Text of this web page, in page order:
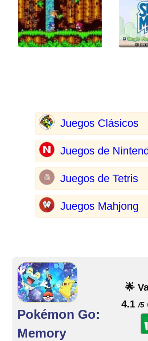
Juegos Clásicos
Juegos de
Juegos de Tetris
Juegos Mahjong
🌟
4.1 /5
Pokémon Go:
Memory